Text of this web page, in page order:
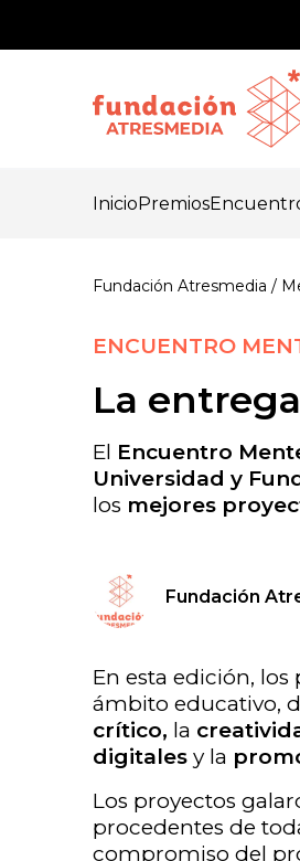
InicioPremios
Fundación Atresmedia
ENCUENTRO
La
El Encuentro
Universidad y
los mejores
Fundación
En esta edición,
ámbito educativo,
crítico, la
digitales y la
Los proyectos
procedentes de
compromiso del